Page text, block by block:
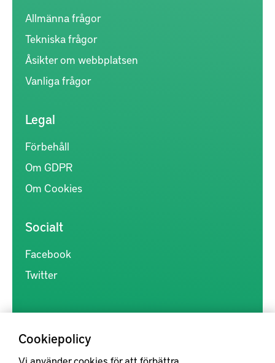
Cookiepolicy
Allmänna frågor
Tekniska frågor
Åsikter om webbplatsen
Vanliga frågor
Legal
Förbehåll
Om GDPR
Om Cookies
Socialt
Facebook
Twitter